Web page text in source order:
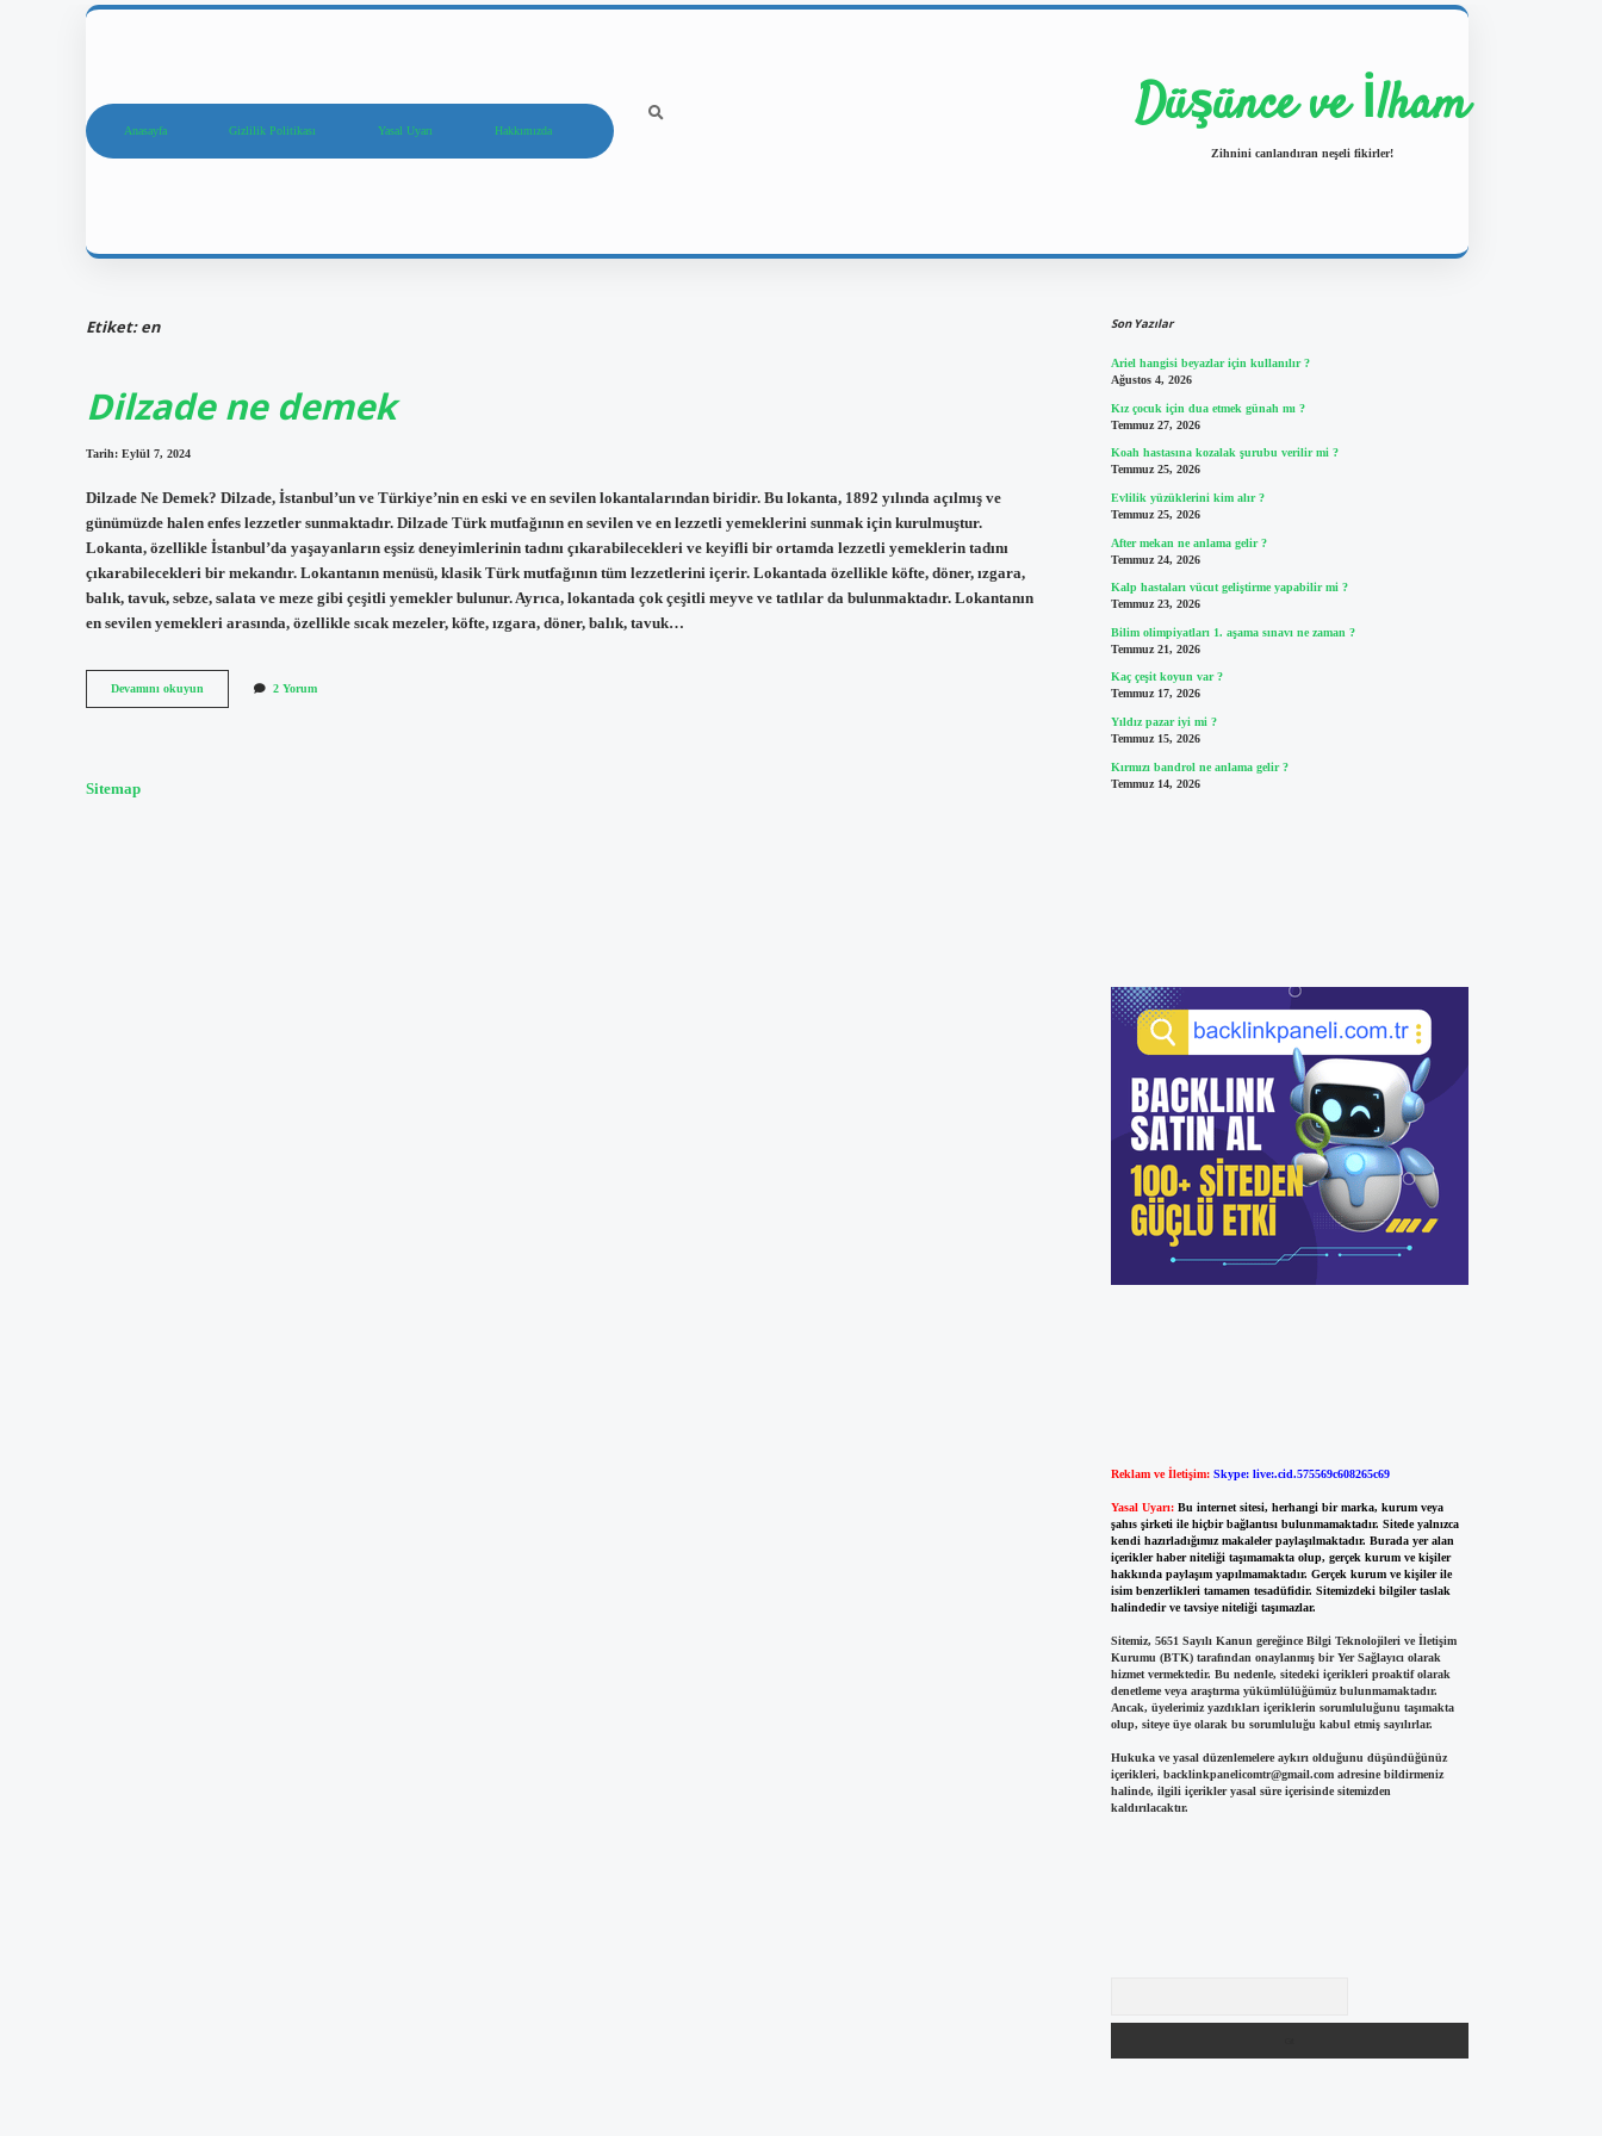
Anasayfa Gizlilik Politikası Yasal Uyarı Hakkımızda Düşünce ve İlham
Zihnini canlandıran neşeli fikirler!
Etiket:en
Dilzade ne demek
Tarih: Eylül 7, 2024
Dilzade Ne Demek? Dilzade, İstanbul’un ve Türkiye’nin en eski ve en sevilen lokantalarından biridir. Bu lokanta, 1892 yılında açılmış ve
günümüzde halen enfes lezzetler sunmaktadır. Dilzade Türk mutfağının en sevilen ve en lezzetli yemeklerini sunmak için kurulmuştur.
Lokanta, özellikle İstanbul’da yaşayanların eşsiz deneyimlerinin tadını çıkarabilecekleri ve keyifli bir ortamda lezzetli yemeklerin tadını
çıkarabilecekleri bir mekandır. Lokantanın menüsü, klasik Türk mutfağının tüm lezzetlerini içerir. Lokantada özellikle köfte, döner, ızgara,
balık, tavuk, sebze, salata ve meze gibi çeşitli yemekler bulunur. Ayrıca, lokantada çok çeşitli meyve ve tatlılar da bulunmaktadır. Lokantanın
en sevilen yemekleri arasında, özellikle sıcak mezeler, köfte, ızgara, döner, balık, tavuk…
Devamını okuyun
ne
2 Yorum
Sitemap
Son Yazılar
Ariel hangisi beyazlar için kullanılır ?
Ağustos 4, 2026
Kız çocuk için dua etmek günah mı ?
Temmuz 27, 2026
Koah hastasına kozalak şurubu verilir mi ?
Temmuz 25, 2026
Evlilik yüzüklerini kim alır ?
Temmuz 25, 2026
After mekan ne anlama gelir ?
Temmuz 24, 2026
Kalp hastaları vücut geliştirme yapabilir mi ?
Temmuz 23, 2026
Bilim olimpiyatları 1. aşama sınavı ne zaman ?
Temmuz 21, 2026
Kaç çeşit koyun var ?
Temmuz 17, 2026
Yıldız pazar iyi mi ?
Temmuz 15, 2026
Kırmızı bandrol ne anlama gelir ?
Temmuz 14, 2026
Reklam ve İletişim: Skype: live:.cid.575569c608265c69
Yasal Uyarı: Bu internet sitesi, herhangi bir marka, kurum veya
şahıs şirketi ile hiçbir bağlantısı bulunmamaktadır. Sitede yalnızca
kendi hazırladığımız makaleler paylaşılmaktadır. Burada yer alan
içerikler haber niteliği taşımamakta olup, gerçek kurum ve kişiler
hakkında paylaşım yapılmamaktadır. Gerçek kurum ve kişiler ile
isim benzerlikleri tamamen tesadüfidir. Sitemizdeki bilgiler taslak
halindedir ve tavsiye niteliği taşımazlar.
Sitemiz, 5651 Sayılı Kanun gereğince Bilgi Teknolojileri ve İletişim
Kurumu (BTK) tarafından onaylanmış bir Yer Sağlayıcı olarak
hizmet vermektedir. Bu nedenle, sitedeki içerikleri proaktif olarak
denetleme veya araştırma yükümlülüğümüz bulunmamaktadır.
Ancak, üyelerimiz yazdıkları içeriklerin sorumluluğunu taşımakta
olup, siteye üye olarak bu sorumluluğu kabul etmiş sayılırlar.
Hukuka ve yasal düzenlemelere aykırı olduğunu düşündüğünüz
içerikleri, backlinkpanelicomtr@gmail.comadresine bildirmeniz
halinde, ilgili içerikler yasal süre içerisinde sitemizden
kaldırılacaktır.